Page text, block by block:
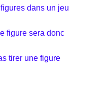
dans un jeu
figure sera donc
tirer une figure